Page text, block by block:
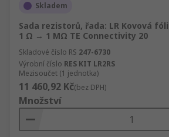
Skladem
Sada rezistorů, řada: LR Kovová
1 Ω → 1 MΩ TE Connectivity 20
Skladové číslo RS 247-6730
Výrobní číslo RES KIT LR2RS
Mezisoučet (1 jednotka)
11 460,92 Kč(bez DPH)
Množství